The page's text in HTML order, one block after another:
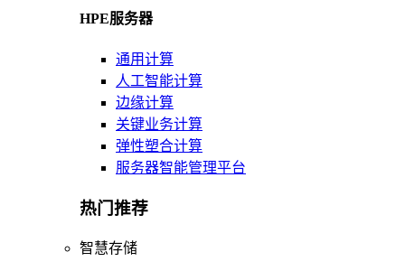
HPE服务器
通用计算
人工智能计算
边缘计算
关键业务计算
弹性塑合计算
服务器智能管理平台
热门推荐
智慧存储